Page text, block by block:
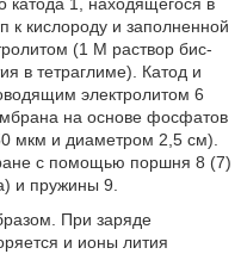
к кислороду и заполненной
(1 М раствор бис-
в тетраглиме). Катод и
электролитом 6
на основе фосфатов
мкм и диаметром 2,5 см).
с помощью поршня 8 (7)
и пружины 9.
При заряде
и ионы лития